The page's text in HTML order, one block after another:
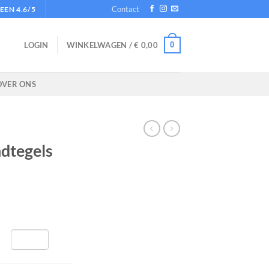
4.6/5 Contact
LOGIN WINKELWAGEN /€ 0,00 0
ONS